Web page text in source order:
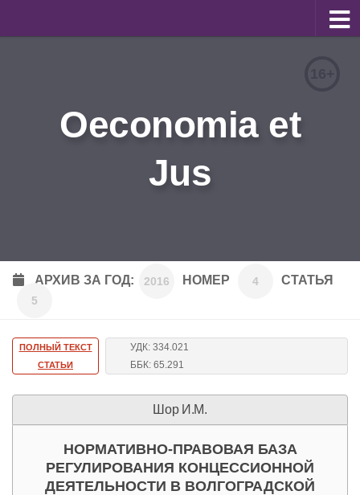
Для авторов
Архив
Oeconomia et
Jus
АРХИВ ЗА ГОД: 2016 НОМЕР 4 СТАТЬЯ
5
ПОЛНЫЙ ТЕКСТ
СТАТЬИ
УДК: 334.021
ББК: 65.291
Шор И.М.
НОРМАТИВНО-ПРАВОВАЯ БАЗА
РЕГУЛИРОВАНИЯ КОНЦЕССИОННОЙ
ДЕЯТЕЛЬНОСТИ В ВОЛГОГРАДСКОЙ